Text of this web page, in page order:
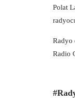
Polat
Radyo
Radio